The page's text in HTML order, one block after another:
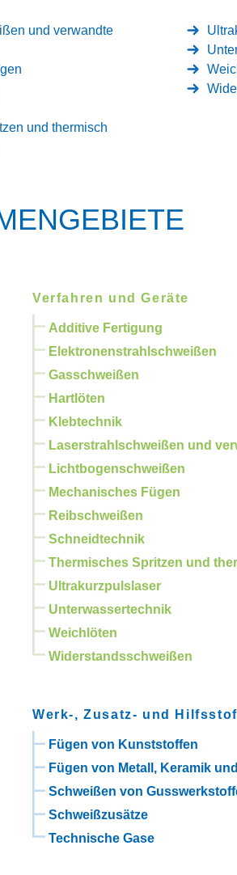
und verwandte
und thermisch
Verfahren und Geräte
Additive Fertigung
Elektronenstrahlschweißen
Gasschweißen
Hartlöten
Klebtechnik
Laserstrahlschweißen und
Lichtbogenschweißen
Mechanisches Fügen
Reibschweißen
Schneidtechnik
Thermisches Spritzen und
Ultrakurzpulslaser
Unterwassertechnik
Weichlöten
Widerstandsschweißen
Werk-, Zusatz- und
Fügen von Kunststoffen
Fügen von Metall, Keramik
Schweißen von
Schweißzusätze
Technische Gase